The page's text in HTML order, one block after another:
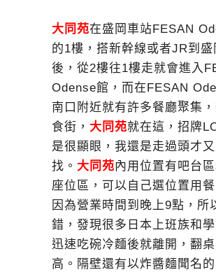
大同苑在盛岡車站FESAN
的1樓，搭新幹線或者JR到盛
後，從2樓往1樓走就會進入
Odense館，而在FESAN
南口附近就有許多餐廳聚集
食街， 大同苑就在這，招牌
是很顯眼，我還是走過頭才
找。 大同苑內用位置有吧台
座位區，可以自己選位置用
因為營業時間到晚上9點，所
錯，發現很多日本上班族和
迅速吃碗冷麵後就離開，翻
高。隔壁還有以炸醬麵聞名